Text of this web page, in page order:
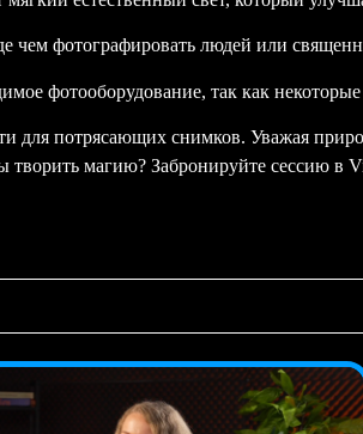
фотографировать людей или
фотооборудование, так как
для потрясающих снимков. Уважая
магию? Забронируйте сессию в